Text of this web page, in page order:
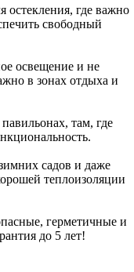
остекления, где важно
свободный
освещение и не
в зонах отдыха и
там, где
садов и даже
теплоизоляции
герметичные и
до 5 лет!